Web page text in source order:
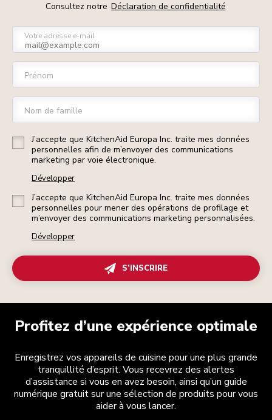
Consultez notre Déclaration de confidentialité
Votre adresse e-mail
Prénom
Nom de famille
J’accepte que KitchenAid Europa Inc. traite mes données
personnelles afin de m’envoyer des communications
marketing par voie électronique.
Développer
J’accepte que KitchenAid Europa Inc. traite mes données
personnelles pour mener des opérations de profilage et
m’envoyer des communications marketing personnalisées.
Développer
S’INSCRIRE
Profitez d’une expérience optimale
Enregistrez vos appareils de cuisine pour une plus grande
tranquillité d’esprit. Vous recevrez des alertes
d’assistance si vous en avez besoin, ainsi qu’un guide
numérique gratuit sur une sélection de produits pour vous
aider à vous lancer.